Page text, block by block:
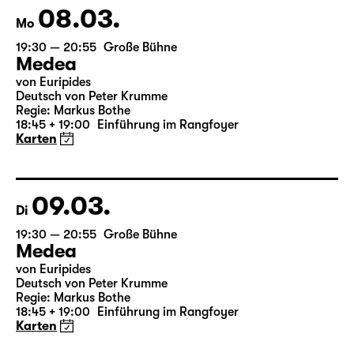
Karten
Mo 08.03.
19:30 — 20:55 Große Bühne
Medea
von Euripides
18:45 + 19:00 Einführung im Rangfoyer
Karten
Di 09.03.
19:30 — 20:55 Große Bühne
Medea
von Euripides